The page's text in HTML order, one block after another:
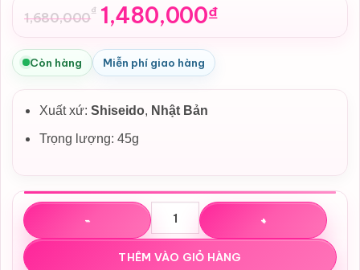
1,680,000₫
Giá
gốc
là:
1,680,000₫.
1,480,000₫
Giá
hiện
tại
là:
1,480,000₫.
Còn hàng Miễn phí giao hàng
Xuất xứ: Shiseido, Nhật Bản
Trọng lượng: 45g
Kem dưỡng sáng da Elixir Whitening & Revitalizing Care
THÊM VÀO GIỎ HÀNG